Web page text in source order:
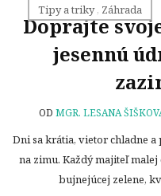
Tipy a triky, Záhrada
Doprajte
jesennú
OD MGR. LESANA
Dni sa krátia, vietor chladne
na zimu. Každý majiteľ
bujnejúcej zelene,